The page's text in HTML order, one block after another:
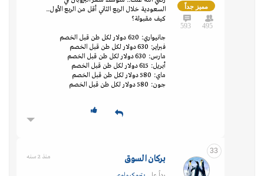
مميز جداً
495
593
السعودية خلال الربع الثاني أقل من الربع الأول..
كيف مقبولة؟
جانيواري: 620 دولار لكل طن قبل الخصم
فبراير: 630 دولار لكل طن قبل الخصم
مارس: 630 دولار لكل طن قبل الخصم
أبريل: 615 دولار لكل طن قبل الخصم
ماي: 580 دولار لكل طن قبل الخصم
جون: 580 دولار لكل طن قبل الخصم
33
بركان السوق منذ 2 سنه